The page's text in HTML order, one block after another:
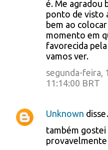
s
é. Me agradou
ponto de visto
bem ao
momento em
favorecida
vamos ver.
segunda-feira,
11:14:00 BRT
Unknown
também